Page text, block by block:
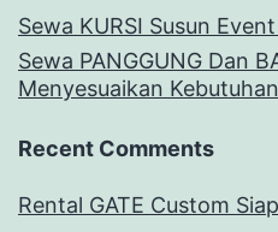
Sewa KURSI Susun
Sewa PANGGUNG Dan
Menyesuaikan
Recent Comments
Rental GATE Custom